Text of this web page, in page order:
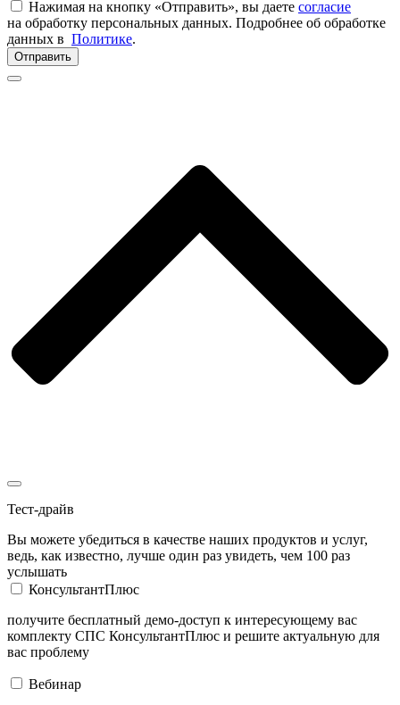
Нажимая на кнопку «Отправить», вы даете согласие
на обработку персональных данных. Подробнее об обработке
данных в Политике.
Отправить
Тест-драйв
Вы можете убедиться в качестве наших продуктов и услуг,
ведь, как известно, лучше один раз увидеть, чем 100 раз
услышать
КонсультантПлюс
получите бесплатный демо-доступ к интересующему вас
комплекту СПС КонсультантПлюс и решите актуальную для
вас проблему
Вебинар